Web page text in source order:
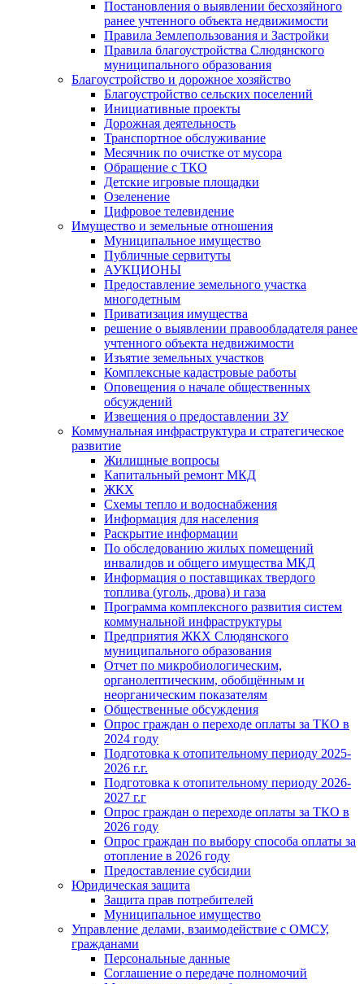
Постановления о выявлении бесхозяйного
ранее учтенного объекта недвижимости
Правила Землепользования и Застройки
Правила благоустройства Слюдянского
муниципального образования
Благоустройство и дорожное хозяйство
Благоустройство сельских поселений
Инициативные проекты
Дорожная деятельность
Транспортное обслуживание
Месячник по очистке от мусора
Обращение с ТКО
Детские игровые площадки
Озеленение
Цифровое телевидение
Имущество и земельные отношения
Муниципальное имущество
Публичные сервитуты
АУКЦИОНЫ
Предоставление земельного участка
многодетным
Приватизация имущества
решение о выявлении правообладателя ранее
учтенного объекта недвижимости
Изъятие земельных участков
Комплексные кадастровые работы
Оповещения о начале общественных
обсуждений
Извещения о предоставлении ЗУ
Коммунальная инфраструктура и стратегическое
развитие
Жилищные вопросы
Капитальный ремонт МКД
ЖКХ
Схемы тепло и водоснабжения
Информация для населения
Раскрытие информации
По обследованию жилых помещений
инвалидов и общего имущества МКД
Информация о поставщиках твердого
топлива (уголь, дрова) и газа
Программа комплексного развития систем
коммунальной инфраструктуры
Предприятия ЖКХ Слюдянского
муниципального образования
Отчет по микробиологическим,
органолептическим, обобщённым и
неорганическим показателям
Общественные обсуждения
Опрос граждан о переходе оплаты за ТКО в
2024 году
Подготовка к отопительному периоду 2025-
2026 г.г.
Подготовка к отопительному периоду 2026-
2027 г.г
Опрос граждан о переходе оплаты за ТКО в
2026 году
Опрос граждан по выбору способа оплаты за
отопление в 2026 году
Предоставление субсидии
Юридическая защита
Защита прав потребителей
Муниципальное имущество
Управление делами, взаимодействие с ОМСУ,
гражданами
Персональные данные
Соглашение о передаче полномочий